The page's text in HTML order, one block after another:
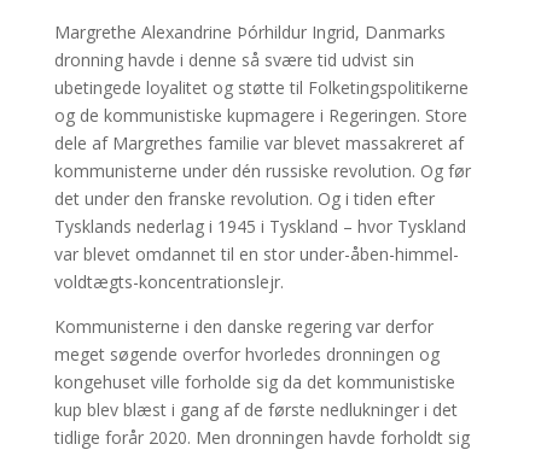
Margrethe Alexandrine Þórhildur Ingrid, Danmarks
dronning havde i denne så svære tid udvist sin
ubetingede loyalitet og støtte til Folketingspolitikerne
og de kommunistiske kupmagere i Regeringen. Store
dele af Margrethes familie var blevet massakreret af
kommunisterne under dén russiske revolution. Og før
det under den franske revolution. Og i tiden efter
Tysklands nederlag i 1945 i Tyskland – hvor Tyskland
var blevet omdannet til en stor under-åben-himmel-
voldtægts-koncentrationslejr.
Kommunisterne i den danske regering var derfor
meget søgende overfor hvorledes dronningen og
kongehuset ville forholde sig da det kommunistiske
kup blev blæst i gang af de første nedlukninger i det
tidlige forår 2020. Men dronningen havde forholdt sig